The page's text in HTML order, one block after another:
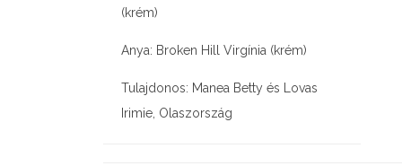
(krém)
Anya: Broken Hill Virgínia (krém)
Tulajdonos: Manea Betty és Lovas
Irimie, Olaszország